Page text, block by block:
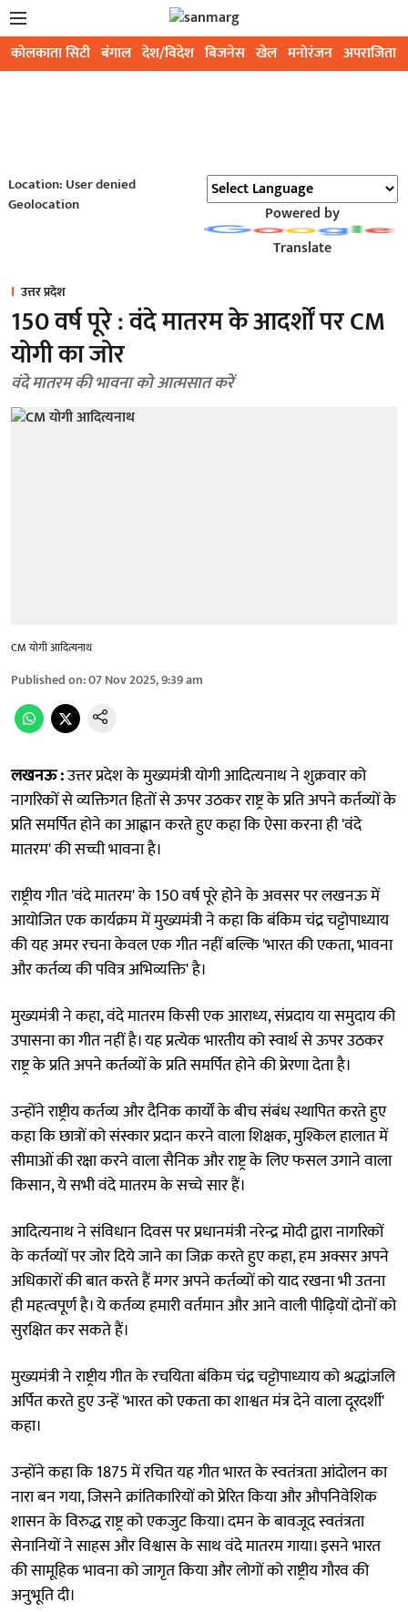
कोलकाता सिटी बंगाल देश/विदेश बिजनेस खेल मनोरंजन अपराजिता
Location: User denied
Geolocation
Powered by
Translate
उत्तर प्रदेश
150 वर्ष पूरे : वंदे मातरम के आदर्शों पर CM
योगी का जोर
वंदे मातरम की भावना को आत्मसात करें
CM योगी आदित्यनाथ
Published on:07 Nov 2025, 9:39 am
लखनऊ :उत्तर प्रदेश के मुख्यमंत्री योगी आदित्यनाथ ने शुक्रवार को
नागरिकों से व्यक्तिगत हितों से ऊपर उठकर राष्ट्र के प्रति अपने कर्तव्यों के
प्रति समर्पित होने का आह्वान करते हुए कहा कि ऐसा करना ही 'वंदे
मातरम' की सच्ची भावना है।
राष्ट्रीय गीत 'वंदे मातरम' के 150 वर्ष पूरे होने के अवसर पर लखनऊ में
आयोजित एक कार्यक्रम में मुख्यमंत्री ने कहा कि बंकिम चंद्र चट्टोपाध्याय
की यह अमर रचना केवल एक गीत नहीं बल्कि 'भारत की एकता, भावना
और कर्तव्य की पवित्र अभिव्यक्ति' है।
मुख्यमंत्री ने कहा, वंदे मातरम किसी एक आराध्य, संप्रदाय या समुदाय की
उपासना का गीत नहीं है। यह प्रत्येक भारतीय को स्वार्थ से ऊपर उठकर
राष्ट्र के प्रति अपने कर्तव्यों के प्रति समर्पित होने की प्रेरणा देता है।
उन्होंने राष्ट्रीय कर्तव्य और दैनिक कार्यों के बीच संबंध स्थापित करते हुए
कहा कि छात्रों को संस्कार प्रदान करने वाला शिक्षक, मुश्किल हालात में
सीमाओं की रक्षा करने वाला सैनिक और राष्ट्र के लिए फसल उगाने वाला
किसान, ये सभी वंदे मातरम के सच्चे सार हैं।
आदित्यनाथ ने संविधान दिवस पर प्रधानमंत्री नरेन्द्र मोदी द्वारा नागरिकों
के कर्तव्यों पर जोर दिये जाने का जिक्र करते हुए कहा, हम अक्सर अपने
अधिकारों की बात करते हैं मगर अपने कर्तव्यों को याद रखना भी उतना
ही महत्वपूर्ण है। ये कर्तव्य हमारी वर्तमान और आने वाली पीढ़ियों दोनों को
सुरक्षित कर सकते हैं।
मुख्यमंत्री ने राष्ट्रीय गीत के रचयिता बंकिम चंद्र चट्टोपाध्याय को श्रद्धांजलि
अर्पित करते हुए उन्हें 'भारत को एकता का शाश्वत मंत्र देने वाला दूरदर्शी'
कहा।
उन्होंने कहा कि 1875 में रचित यह गीत भारत के स्वतंत्रता आंदोलन का
नारा बन गया, जिसने क्रांतिकारियों को प्रेरित किया और औपनिवेशिक
शासन के विरुद्ध राष्ट्र को एकजुट किया। दमन के बावजूद स्वतंत्रता
सेनानियों ने साहस और विश्वास के साथ वंदे मातरम गाया। इसने भारत
की सामूहिक भावना को जागृत किया और लोगों को राष्ट्रीय गौरव की
अनुभूति दी।